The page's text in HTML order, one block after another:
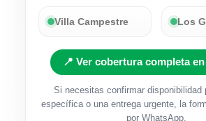
Villa Campestre Los
📍 Ver cobertura completa
Si necesitas confirmar disponibilidad
específica o una entrega urgente, la
por WhatsApp.